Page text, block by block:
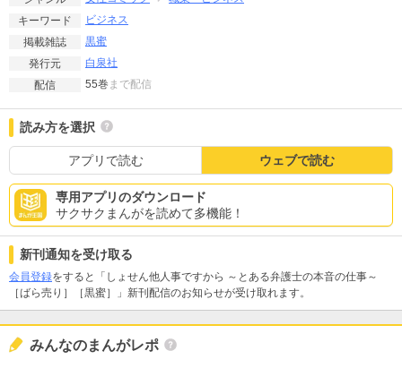
キーワード
ビジネス
掲載雑誌
黒蜜
発行元
白泉社
配信
55巻 まで配信
読み方を選択
アプリで読む ウェブで読む
専用アプリのダウンロード
サクサクまんがを読めて多機能！
新刊通知を受け取る
会員登録をすると「しょせん他人事ですから ～とある弁護士の本音の仕事～
［ばら売り］［黒蜜］」新刊配信のお知らせが受け取れます。
みんなのまんがレポ